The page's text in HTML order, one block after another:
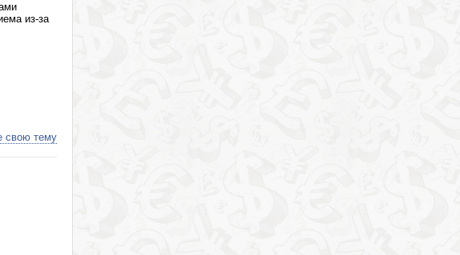
из-за
свою тему